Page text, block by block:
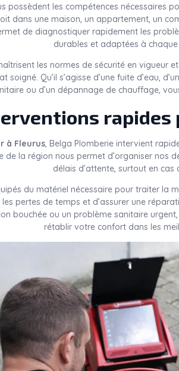
possèdent les compétences nécessaires
dans une maison, un appartement, un
de diagnostiquer rapidement les
durables et adaptées à
les normes de sécurité en vigueur
soigné. Qu’il s’agisse d’une fuite d’eau,
ou d’un dépannage de chauffage,
rapides
à Fleurus, Belga Plomberie intervient
de la région nous permet d’organiser nos
délais d’attente, surtout en cas
du matériel nécessaire pour traiter la
les pertes de temps et d’assurer une
bouchée ou un problème sanitaire
rétablir votre confort dans les